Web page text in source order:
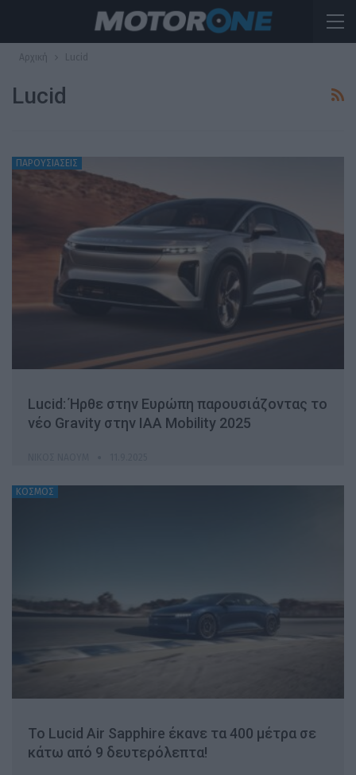
Αρχική Lucid
Lucid
ΠΑΡΟΥΣΙΑΣΕΙΣ
Lucid: Ήρθε στην Ευρώπη παρουσιάζοντας το
νέο Gravity στην IAA Mobility 2025
ΚΟΣΜΟΣ
Το Lucid Air Sapphire έκανε τα 400 μέτρα σε
κάτω από 9 δευτερόλεπτα!